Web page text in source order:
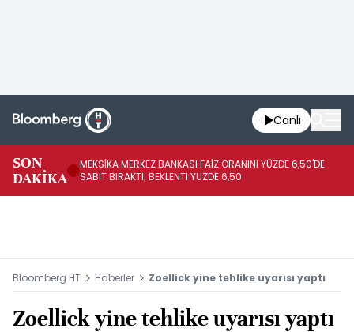
Canlı
SON
DAKİKA
MEKSİKA MERKEZ BANKASI FAİZ ORANINI YÜZDE 6,50'DE
SABİT BIRAKTI; BEKLENTİ YÜZDE 6,50
Bloomberg HT Haberler Zoellick yine tehlike uyarısı yaptı
Zoellick yine tehlike uyarısı yaptı